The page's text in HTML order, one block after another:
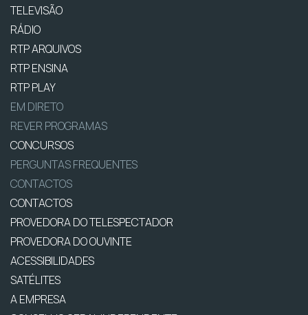
TELEVISÃO
RÁDIO
RTP ARQUIVOS
RTP ENSINA
RTP PLAY
EM DIRETO
REVER PROGRAMAS
CONCURSOS
PERGUNTAS FREQUENTES
CONTACTOS
CONTACTOS
PROVEDORA DO TELESPECTADOR
PROVEDORA DO OUVINTE
ACESSIBILIDADES
SATÉLITES
A EMPRESA